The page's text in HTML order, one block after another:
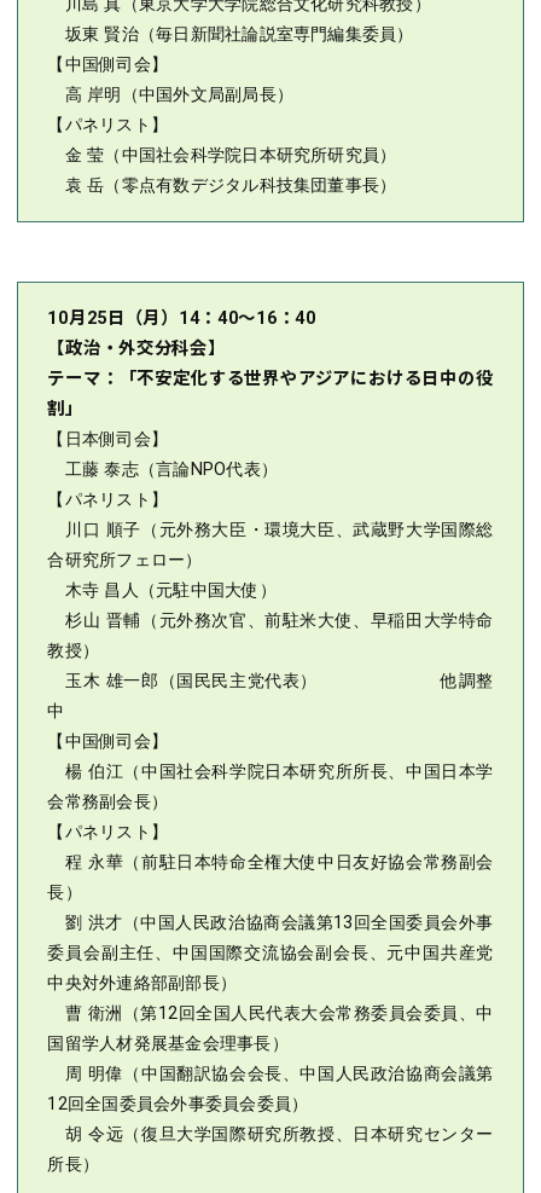
川島 真（東京大学大学院総合文化研究科教授）
坂東 賢治（毎日新聞社論説室専門編集委員）
【中国側司会】
高 岸明（中国外文局副局長）
【パネリスト】
金 莹（中国社会科学院日本研究所研究員）
袁 岳（零点有数デジタル科技集団董事長）
10月25日（月）14：40～16：40
【政治・外交分科会】
テーマ：「不安定化する世界やアジアにおける日中の役
割」
【日本側司会】
工藤 泰志（言論NPO代表）
【パネリスト】
川口 順子（元外務大臣・環境大臣、武蔵野大学国際総
合研究所フェロー）
木寺 昌人（元駐中国大使）
杉山 晋輔（元外務次官、前駐米大使、早稲田大学特命
教授）
玉木 雄一郎（国民民主党代表） 他調整
中
【中国側司会】
楊 伯江（中国社会科学院日本研究所所長、中国日本学
会常務副会長）
【パネリスト】
程 永華（前駐日本特命全権大使中日友好協会常務副会
長）
劉 洪才（中国人民政治協商会議第13回全国委員会外事
委員会副主任、中国国際交流協会副会長、元中国共産党
中央対外連絡部副部長）
曹 衛洲（第12回全国人民代表大会常務委員会委員、中
国留学人材発展基金会理事長）
周 明偉（中国翻訳協会会長、中国人民政治協商会議第
12回全国委員会外事委員会委員）
胡 令远（復旦大学国際研究所教授、日本研究センター
所長）